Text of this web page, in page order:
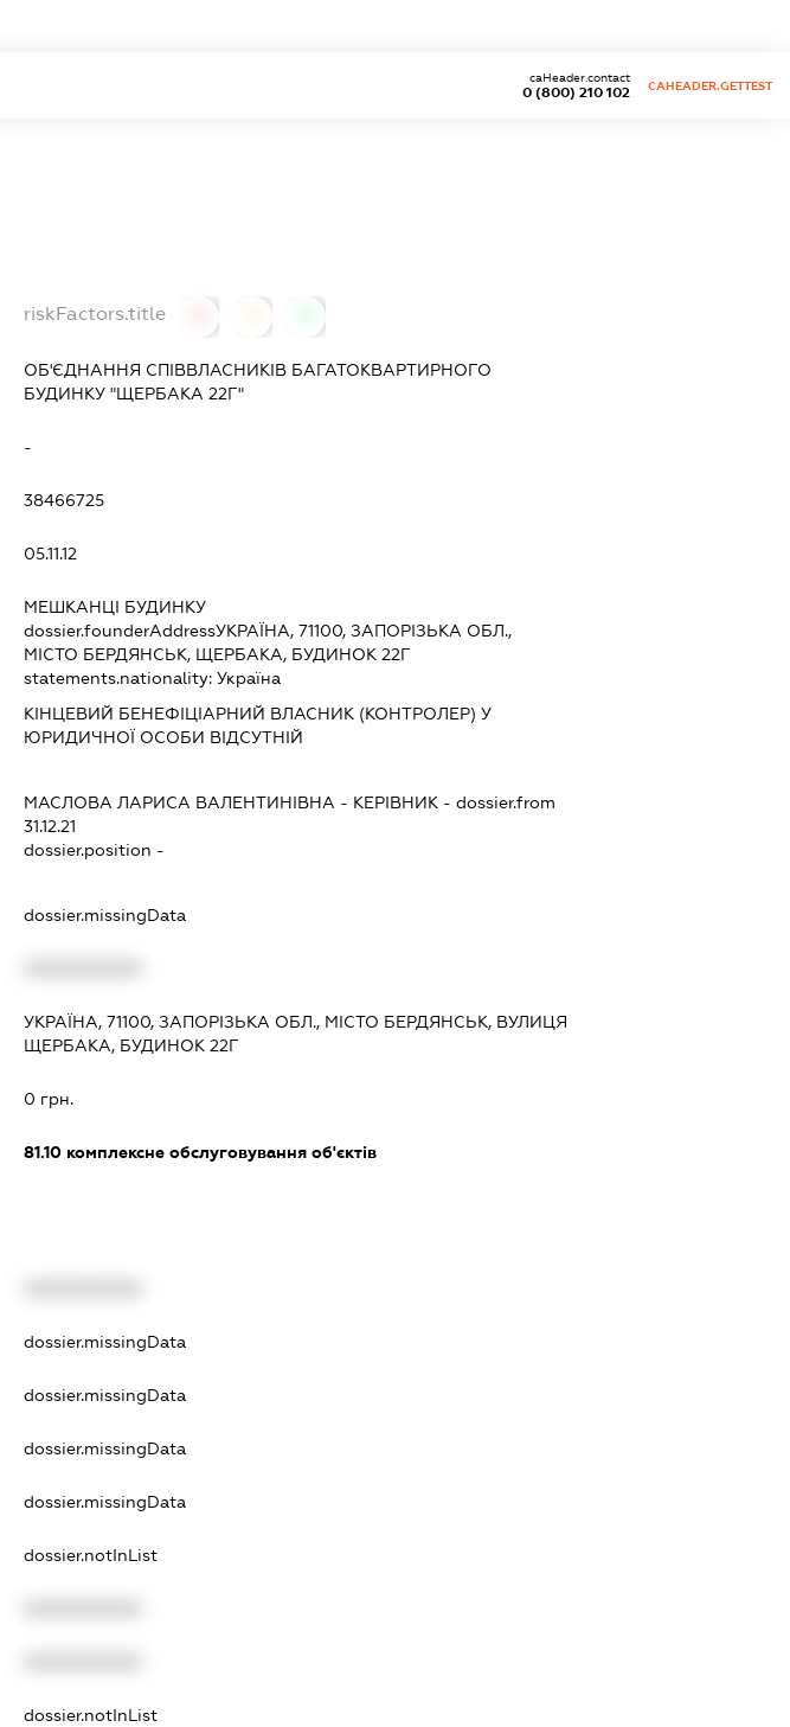
0 (800) 210 102
caHeader.contact
CAHEADER.GETTEST
riskFactors.title
ОБ'ЄДНАННЯ СПІВВЛАСНИКІВ БАГАТОКВАРТИРНОГО
БУДИНКУ "ЩЕРБАКА 22Г"
-
38466725
05.11.12
МЕШКАНЦІ БУДИНКУ
dossier.founderAddressУКРАЇНА, 71100, ЗАПОРІЗЬКА ОБЛ.,
МІСТО БЕРДЯНСЬК, ЩЕРБАКА, БУДИНОК 22Г
statements.nationality:Україна
КІНЦЕВИЙ БЕНЕФІЦІАРНИЙ ВЛАСНИК (КОНТРОЛЕР) У
ЮРИДИЧНОЇ ОСОБИ ВІДСУТНІЙ
МАСЛОВА ЛАРИСА ВАЛЕНТИНІВНА - КЕРІВНИК - dossier.from
31.12.21
dossier.position -
dossier.missingData
УКРАЇНА, 71100, ЗАПОРІЗЬКА ОБЛ., МІСТО БЕРДЯНСЬК, ВУЛИЦЯ
ЩЕРБАКА, БУДИНОК 22Г
0 грн.
81.10 комплексне обслуговування об'єктів
dossier.missingData
dossier.missingData
dossier.missingData
dossier.missingData
dossier.notInList
dossier.notInList